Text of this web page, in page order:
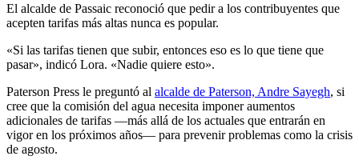
El alcalde de Passaic reconoció que pedir a los contribuyentes que
acepten tarifas más altas nunca es popular.
«Si las tarifas tienen que subir, entonces eso es lo que tiene que
pasar», indicó Lora. «Nadie quiere esto».
Paterson Press le preguntó al alcalde de Paterson, Andre Sayegh, si
cree que la comisión del agua necesita imponer aumentos
adicionales de tarifas —más allá de los actuales que entrarán en
vigor en los próximos años— para prevenir problemas como la crisis
de agosto.